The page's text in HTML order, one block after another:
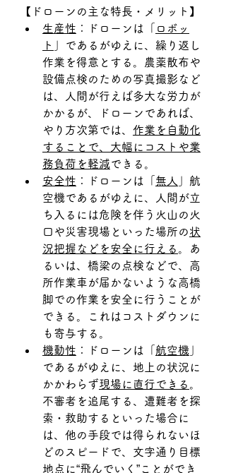
【ドローンの主な特長・メリット】
生産性 ：ドローンは「
ロボッ
ト
」であるがゆえに、繰り返し
作業を得意とする。農薬散布や
設備点検のための写真撮影など
は、人間が行えば多大な労力が
かかるが、ドローンであれば、
やり方次第では、 作業を自動化
することで、大幅にコストや業
務負荷を軽減できる。
安全性 ：ドローンは「 無人
」航
空機であるがゆえに、人間が立
ち入るには危険を伴う火山の火
口や災害現場といった場所の状
況把握などを安全に行える
。あ
るいは、橋梁の点検などで、高
所作業車が届かないような高橋
脚での作業を安全に行うことが
できる。これはコストダウンに
も寄与する。
機動性 ：ドローンは「 航空機
であるがゆえに、地上の状況に
かかわらず現場に直行できる
不審者を追尾する、遭難者を探
索・救助するといった場合に
は、他の手段では得られないほ
どのスピードで、文字通り目標
地点に“飛んでいく”ことができ